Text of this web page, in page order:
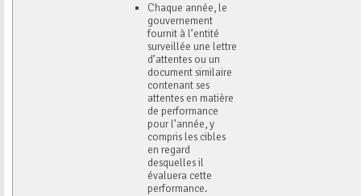
Chaque année, le
gouvernement
fournit à l’entité
surveillée une lettre
d’attentes ou un
document similaire
contenant ses
attentes en matière
de performance
pour l’année, y
compris les cibles
en regard
desquelles il
évaluera cette
performance.